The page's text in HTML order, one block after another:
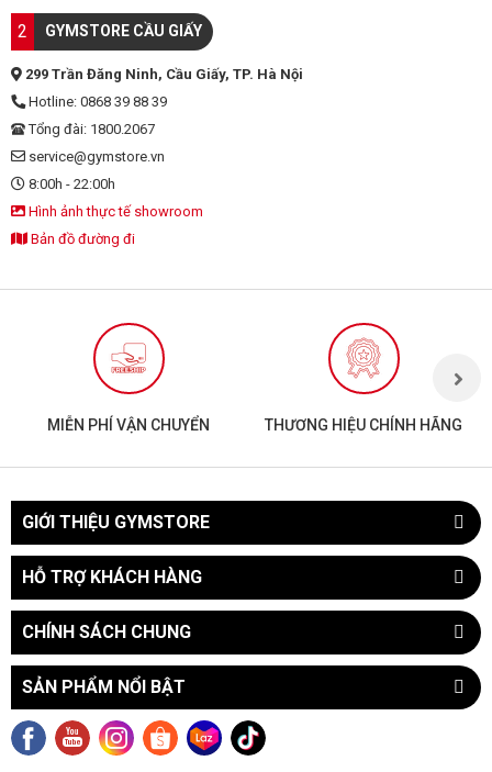
2 GYMSTORE CẦU GIẤY
299 Trần Đăng Ninh, Cầu Giấy, TP. Hà Nội
Hotline: 0868 39 88 39
Tổng đài: 1800.2067
service@gymstore.vn
8:00h - 22:00h
Hình ảnh thực tế showroom
Bản đồ đường đi
MIỄN PHÍ VẬN CHUYỂN THƯƠNG HIỆU CHÍNH HÃNG
GIỚI THIỆU GYMSTORE
HỖ TRỢ KHÁCH HÀNG
CHÍNH SÁCH CHUNG
SẢN PHẨM NỔI BẬT